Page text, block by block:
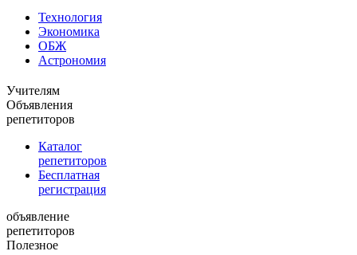
Технология
Экономика
ОБЖ
Астрономия
Учителям
Объявления
репетиторов
Каталог
репетиторов
Бесплатная
регистрация
объявление
репетиторов
Полезное